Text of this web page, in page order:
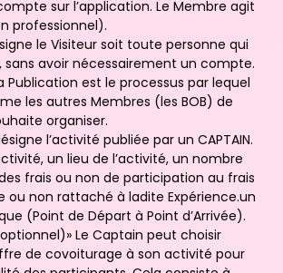
sur l’application. Le Membre agit
professionnel).
le Visiteur soit toute personne qui
sans avoir nécessairement un compte.
Publication est le processus par lequel
les autres Membres (les BOB) de
organiser.
l’activité publiée par un CAPTAIN.
un lieu de l’activité, un nombre
frais ou non de participation au frais
ou non rattaché à ladite Expérience.un
(Point de Départ à Point d’Arrivée).
Le Captain peut choisir
de covoiturage à son activité pour